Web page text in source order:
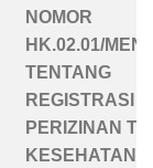
NOMOR
HK.02.01/
TENTANG
REGISTRASI
PERIZINAN
KESEHATAN